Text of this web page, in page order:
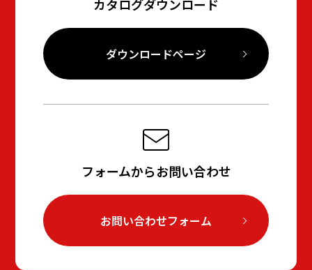
カタログダウンロード
ダウンロードページ
フォームからお問い合わせ
お問い合わせフォーム